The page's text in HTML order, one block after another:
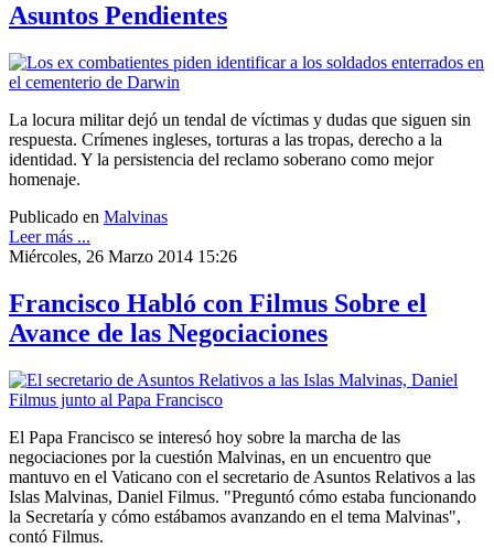
Asuntos Pendientes
La locura militar dejó un tendal de víctimas y dudas que siguen sin
respuesta. Crímenes ingleses, torturas a las tropas, derecho a la
identidad. Y la persistencia del reclamo soberano como mejor
homenaje.
Publicado en Malvinas
Leer más ...
Miércoles, 26 Marzo 2014 15:26
Francisco Habló con Filmus Sobre el
Avance de las Negociaciones
El Papa Francisco se interesó hoy sobre la marcha de las
negociaciones por la cuestión Malvinas, en un encuentro que
mantuvo en el Vaticano con el secretario de Asuntos Relativos a las
Islas Malvinas, Daniel Filmus. "Preguntó cómo estaba funcionando
la Secretaría y cómo estábamos avanzando en el tema Malvinas",
contó Filmus.